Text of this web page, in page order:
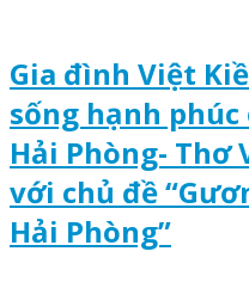
Gia đình Việt
sống hạnh
Hải Phòng- Thơ
với chủ đề
Hải Phòng”